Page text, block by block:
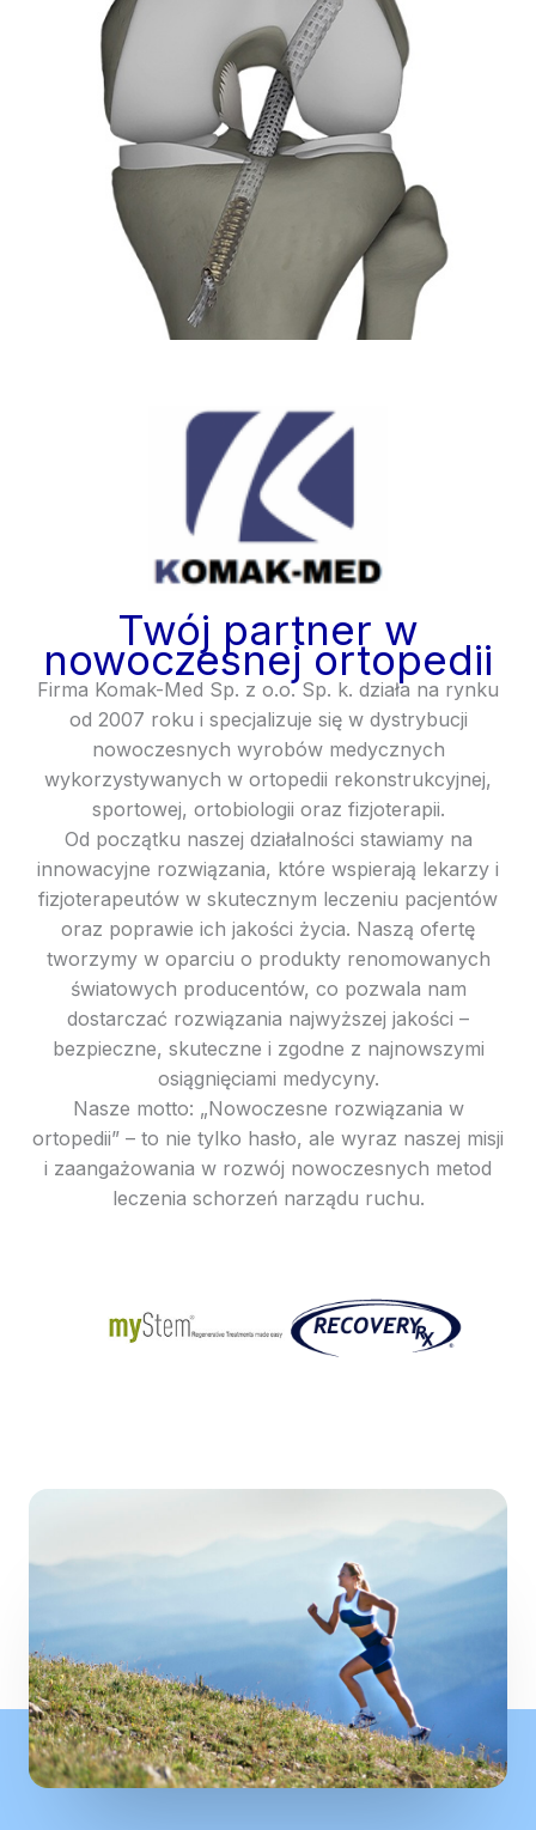
Twój partner w
nowoczesnej ortopedii
Firma Komak-Med Sp. z o.o. Sp. k. działa na rynku
od 2007 roku i specjalizuje się w dystrybucji
nowoczesnych wyrobów medycznych
wykorzystywanych w ortopedii rekonstrukcyjnej,
sportowej, ortobiologii oraz fizjoterapii.
Od początku naszej działalności stawiamy na
innowacyjne rozwiązania, które wspierają lekarzy i
fizjoterapeutów w skutecznym leczeniu pacjentów
oraz poprawie ich jakości życia. Naszą ofertę
tworzymy w oparciu o produkty renomowanych
światowych producentów, co pozwala nam
dostarczać rozwiązania najwyższej jakości –
bezpieczne, skuteczne i zgodne z najnowszymi
osiągnięciami medycyny.
Nasze motto: „Nowoczesne rozwiązania w
ortopedii” – to nie tylko hasło, ale wyraz naszej misji
i zaangażowania w rozwój nowoczesnych metod
leczenia schorzeń narządu ruchu.